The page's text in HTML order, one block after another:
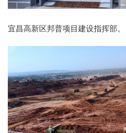
宜昌高新区邦普项目建设指挥部。